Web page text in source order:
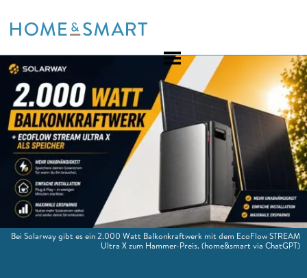
to
Bei Solarway gibt es ein 2.000 Watt Balkonkraftwerk mit dem EcoFlow STREAM
Ultra X zum Hammer-Preis.(home&smart via ChatGPT)